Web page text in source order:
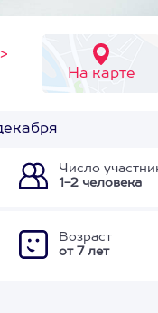
>
На карте
Число
1-2 человека
Возраст
от 7 лет